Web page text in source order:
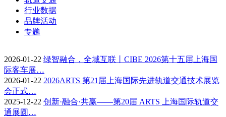
行业数据
品牌活动
专题
2026-01-22 绿智融合，全域互联丨CIBE 2026第十五届上海国
际客车展…
2026-01-22 2026ARTS 第21届上海国际先进轨道交通技术展览
会正式…
2025-12-22 创新·融合·共赢——第20届 ARTS 上海国际轨道交
通展圆…